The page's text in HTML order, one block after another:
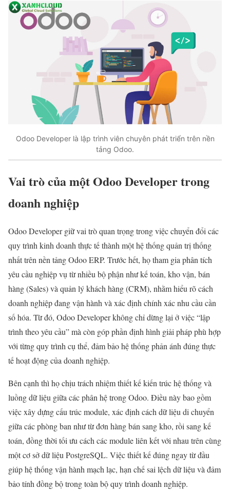
Odoo Developer là lập trình viên chuyên phát triển trên nền
tảng Odoo.
Vai trò của một Odoo Developer trong
doanh nghiệp
Odoo Developer giữ vai trò quan trọng trong việc chuyển đổi các
quy trình kinh doanh thực tế thành một hệ thống quản trị thống
nhất trên nền tảng Odoo ERP. Trước hết, họ tham gia phân tích
yêu cầu nghiệp vụ từ nhiều bộ phận như kế toán, kho vận, bán
hàng (Sales) và quản lý khách hàng (CRM), nhằm hiểu rõ cách
doanh nghiệp đang vận hành và xác định chính xác nhu cầu cần
số hóa. Từ đó, Odoo Developer không chỉ dừng lại ở việc “lập
trình theo yêu cầu” mà còn góp phần định hình giải pháp phù hợp
với từng quy trình cụ thể, đảm bảo hệ thống phản ánh đúng thực
tế hoạt động của doanh nghiệp.
Bên cạnh thì họ chịu trách nhiệm thiết kế kiến trúc hệ thống và
luồng dữ liệu giữa các phân hệ trong Odoo. Điều này bao gồm
việc xây dựng cấu trúc module, xác định cách dữ liệu di chuyển
giữa các phòng ban như từ đơn hàng bán sang kho, rồi sang kế
toán, đồng thời tối ưu cách các module liên kết với nhau trên cùng
một cơ sở dữ liệu PostgreSQL. Việc thiết kế đúng ngay từ đầu
giúp hệ thống vận hành mạch lạc, hạn chế sai lệch dữ liệu và đảm
bảo tính đồng bộ trong toàn bộ quy trình doanh nghiệp.